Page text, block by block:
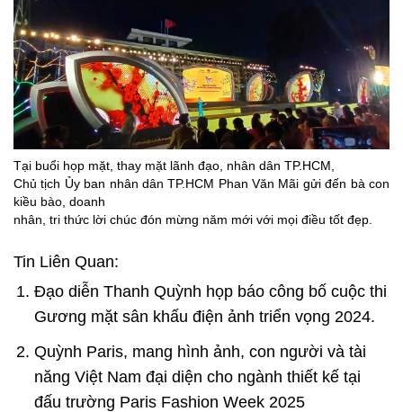
Tại buổi họp mặt, thay mặt lãnh đạo, nhân dân TP.HCM,
Chủ tịch Ủy ban nhân dân TP.HCM Phan Văn Mãi gửi đến bà con
kiều bào, doanh
nhân, tri thức lời chúc đón mừng năm mới với mọi điều tốt đẹp.
Tin Liên Quan:
Đạo diễn Thanh Quỳnh họp báo công bố cuộc thi
Gương mặt sân khấu điện ảnh triển vọng 2024.
Quỳnh Paris, mang hình ảnh, con người và tài
năng Việt Nam đại diện cho ngành thiết kế tại
đấu trường Paris Fashion Week 2025